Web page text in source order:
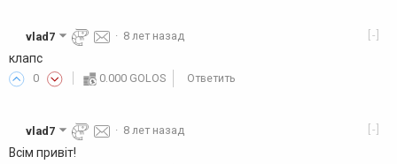
[-]
vlad7 · 8 лет назад
клапс
0 0.000 GOLOS Ответить
[-]
vlad7 · 8 лет назад
Всім привіт!